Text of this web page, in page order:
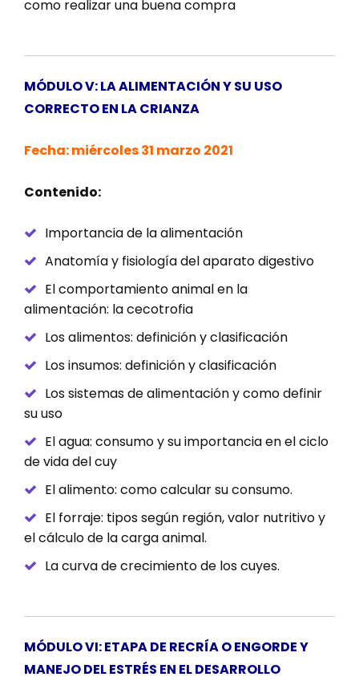
como realizar una buena compra
MÓDULO V: LA ALIMENTACIÓN Y SU USO
CORRECTO EN LA CRIANZA
Fecha: miércoles 31 marzo 2021
Contenido:
Importancia de la alimentación
Anatomía y fisiología del aparato digestivo
El comportamiento animal en la
alimentación: la cecotrofia
Los alimentos: definición y clasificación
Los insumos: definición y clasificación
Los sistemas de alimentación y como definir
su uso
El agua: consumo y su importancia en el ciclo
de vida del cuy
El alimento: como calcular su consumo.
El forraje: tipos según región, valor nutritivo y
el cálculo de la carga animal.
La curva de crecimiento de los cuyes.
MÓDULO VI: ETAPA DE RECRÍA O ENGORDE Y
MANEJO DEL ESTRÉS EN EL DESARROLLO